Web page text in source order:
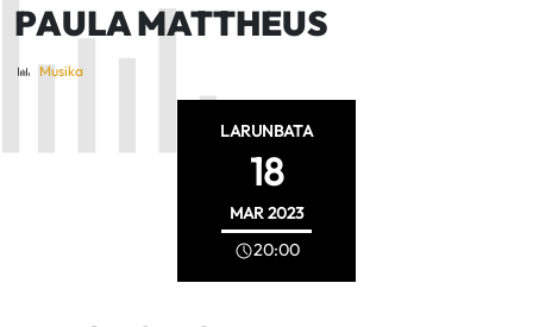
PAULA MATTHEUS
Musika
LARUNBATA
18
MAR2023
20:00